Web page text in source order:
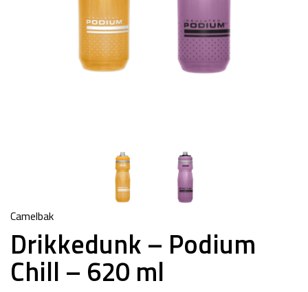
Camelbak
Drikkedunk – Podium
Chill – 620 ml